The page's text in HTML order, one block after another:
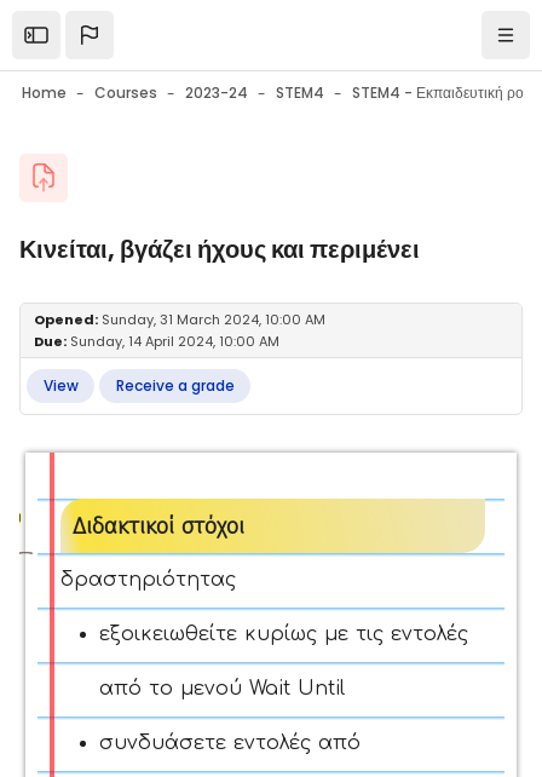
Open the sidebar
Home Courses 2023-24 STEM4
Blocks
Κινείται, βγάζει ήχους και περιμένει
Blocks
Completion requirements
Opened: Sunday, 31 March 2024, 10:00 AM
Due: Sunday, 14 April 2024, 10:00 AM
View Receive a grade
Διδακτικοί στόχοι
δραστηριότητας
εξοικειωθείτε κυρίως με τις εντολές
από το μενού Wait Until
συνδυάσετε εντολές από